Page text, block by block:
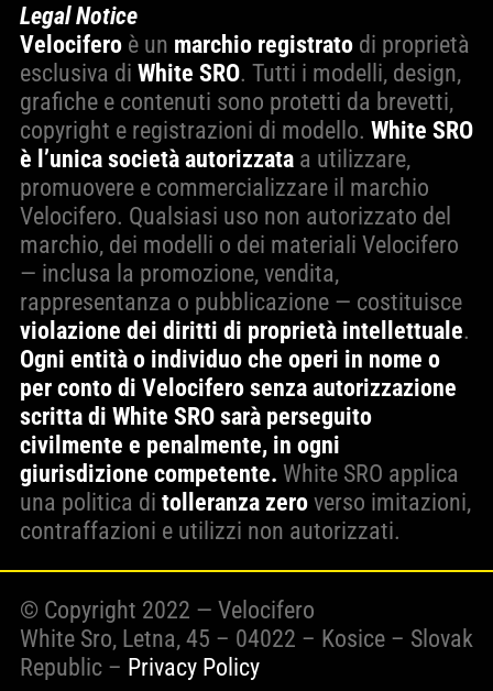
Legal Notice
Velocifero è un marchio registrato di proprietà
esclusiva di White SRO. Tutti i modelli, design,
grafiche e contenuti sono protetti da brevetti,
copyright e registrazioni di modello. White SRO
è l’unica società autorizzataa utilizzare,
promuovere e commercializzare il marchio
Velocifero. Qualsiasi uso non autorizzato del
marchio, dei modelli o dei materiali Velocifero
— inclusa la promozione, vendita,
rappresentanza o pubblicazione — costituisce
violazione dei diritti di proprietà intellettuale.
Ogni entità o individuo che operi in nome o
per conto di Velocifero senza autorizzazione
scritta di White SRO sarà perseguito
civilmente e penalmente, in ogni
giurisdizione competente. White SRO applica
una politica di tolleranza zero verso imitazioni,
contraffazioni e utilizzi non autorizzati.
© Copyright 2022 — Velocifero
White Sro, Letna, 45 – 04022 – Kosice – Slovak
Republic – Privacy Policy